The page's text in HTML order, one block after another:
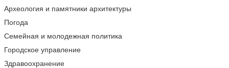
Археология и памятники архитектуры
Погода
Семейная и молодежная политика
Городское управление
Здравоохранение